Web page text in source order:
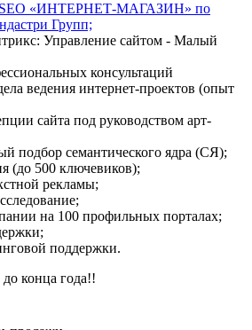
SEO «ИНТЕРНЕТ-МАГАЗИН» по
Групп;
Управление сайтом - Малый
консультаций
ведения интернет-проектов (опыт
сайта под руководством арт-
подбор семантического ядра (СЯ);
(до 500 ключевиков);
рекламы;
на 100 профильных порталах;
поддержки.
конца года!!